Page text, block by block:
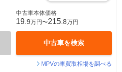
中古車本体価格
19 .9万円〜215 .8万円
中古車を検索
MPVの車買取相場を調べる